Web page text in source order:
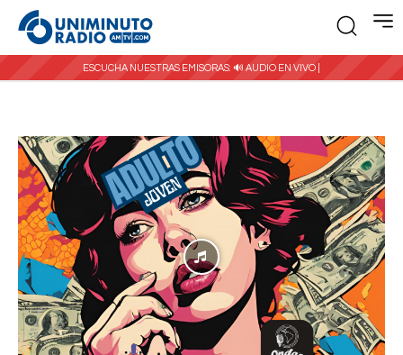
ESCUCHA NUESTRAS EMISORAS: 🔊 AUDIO EN VIVO |